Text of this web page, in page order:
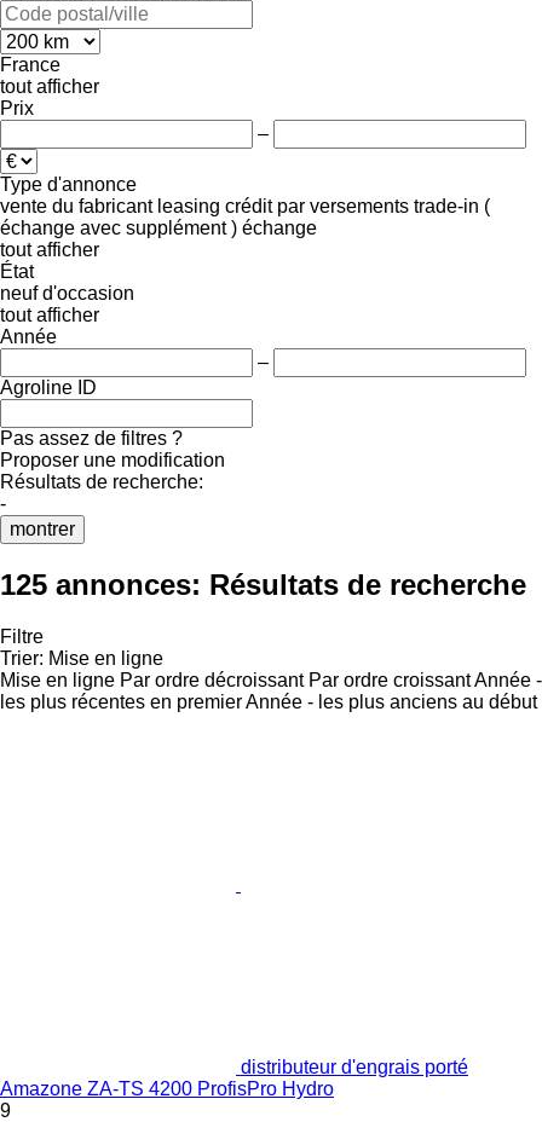
France
tout afficher
Prix
–
Type d'annonce
vente du fabricant leasing crédit par versements trade-in (
échange avec supplément ) échange
tout afficher
État
neuf d'occasion
tout afficher
Année
–
Agroline ID
Pas assez de filtres ?
Proposer une modification
Résultats de recherche:
-
montrer
125 annonces: Résultats de recherche
Filtre
Trier: Mise en ligne
Mise en ligne Par ordre décroissant Par ordre croissantAnnée -
les plus récentes en premierAnnée - les plus anciens au début
distributeur d'engrais porté
Amazone ZA-TS 4200 ProfisPro Hydro
9